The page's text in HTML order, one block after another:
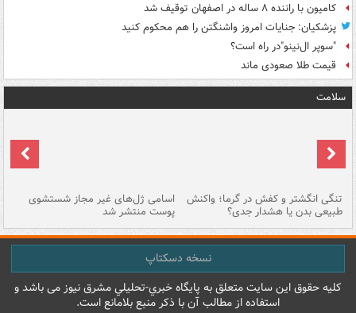
کامیون با راننده ۸ ساله در اصفهان توقیف شد
پزشکیان: جنایات امروز واشنگتن را هم محکوم کنید
"سوپر ال‌نینو"در راه است؟
قیمت طلا صعودی ماند
سلامت
تنگی انگشتر و کفش در گرما؛ واکنش
طبیعی بدن یا هشدار جدی؟
اسامی ژل‌های غیر مجاز شستشوی
پوست منتشر شد
نسخه دسکتاپ
کليه حقوق اين سايت متعلق به پایگاه خبري-تحليلي مشرق نيوز می باشد و
استفاده از مطالب آن با ذکر منبع بلامانع است.